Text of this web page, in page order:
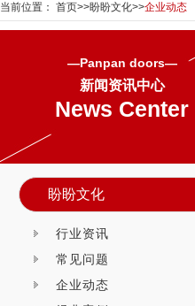
当前位置： 首页>>盼盼文化>>企业动态
—Panpan doors—
新闻资讯中心
News Center
盼盼文化
行业资讯
常见问题
企业动态